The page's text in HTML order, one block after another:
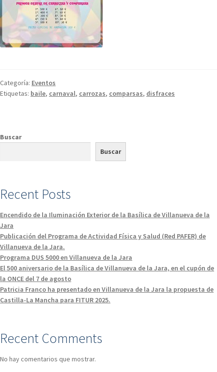
Categoría: Eventos
Etiquetas: baile, carnaval, carrozas, comparsas, disfraces
Buscar
Buscar
Recent Posts
Encendido de la Iluminación Exterior de la Basílica de Villanueva de la
Jara
Publicación del Programa de Actividad Física y Salud (Red PAFER) de
Villanueva de la Jara.
Programa DUS 5000 en Villanueva de la Jara
El 500 aniversario de la Basílica de Villanueva de la Jara, en el cupón de
la ONCE del 7 de agosto
Patricia Franco ha presentado en Villanueva de la Jara la propuesta de
Castilla-La Mancha para FITUR 2025.
Recent Comments
No hay comentarios que mostrar.